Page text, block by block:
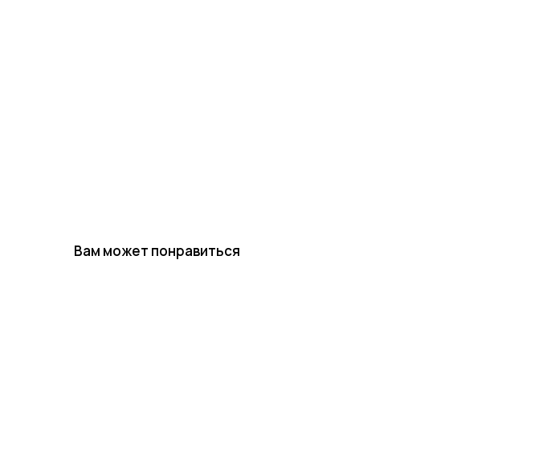
Вам может понравиться